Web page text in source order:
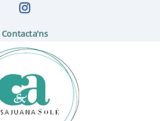
Contacta'ns